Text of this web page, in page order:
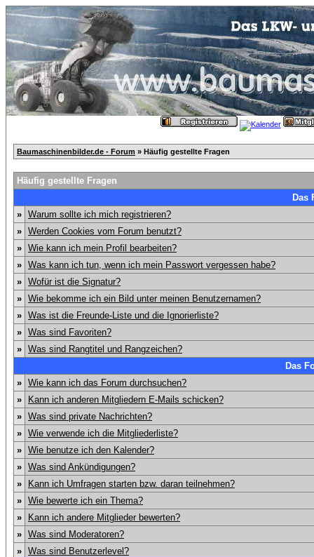
Baumaschinenbilder.de - Forum » Häufig gestellte Fragen
Häufig gestellte Fragen
Das
» Warum sollte ich mich registrieren?
» Werden Cookies vom Forum benutzt?
» Wie kann ich mein Profil bearbeiten?
» Was kann ich tun, wenn ich mein Passwort vergessen habe?
» Wofür ist die Signatur?
» Wie bekomme ich ein Bild unter meinen Benutzernamen?
» Was ist die Freunde-Liste und die Ignorierliste?
» Was sind Favoriten?
» Was sind Rangtitel und Rangzeichen?
Das
» Wie kann ich das Forum durchsuchen?
»
Kann ich anderen Mitgliedern E-Mails schicken?
» Was sind private Nachrichten?
» Wie verwende ich die Mitgliederliste?
» Wie benutze ich den Kalender?
» Was sind Ankündigungen?
»
Kann ich Umfragen starten bzw. daran teilnehmen?
» Wie bewerte ich ein Thema?
»
Kann ich andere Mitglieder bewerten?
» Was sind Moderatoren?
» Was sind Benutzerlevel?